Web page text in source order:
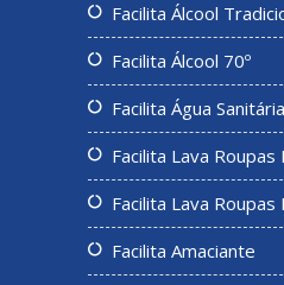
Facilita Álcool
Facilita Álcool 70º
Facilita Água Sanitária
Facilita Lava Roupas
Facilita Lava Roupas
Facilita Amaciante